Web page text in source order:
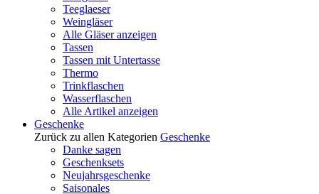
Teeglaeser
Weingläser
Alle Gläser anzeigen
Tassen
Tassen mit Untertasse
Thermo
Trinkflaschen
Wasserflaschen
Alle Artikel anzeigen
Geschenke
Zurück zu allen Kategorien Geschenke
Danke sagen
Geschenksets
Neujahrsgeschenke
Saisonales